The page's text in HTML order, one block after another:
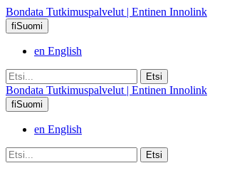
Bondata Tutkimuspalvelut | Entinen Innolink
fiSuomi
en English
Bondata Tutkimuspalvelut | Entinen Innolink
fiSuomi
en English